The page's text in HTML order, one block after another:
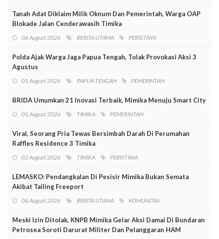
Tanah Adat Diklaim Milik Oknum Dan Pemerintah, Warga OAP
Blokade Jalan Cenderawasih Timika
06 August 2026 BERITA UTAMA PERISTIWA
Polda Ajak Warga Jaga Papua Tengah, Tolak Provokasi Aksi 3
Agustus
01 August 2026 PAPUA TENGAH PEMERINTAH
BRIDA Umumkan 21 Inovasi Terbaik, Mimika Menuju Smart City
01 August 2026 TIMIKA PEMERINTAH
Viral, Seorang Pria Tewas Bersimbah Darah Di Perumahan
Raffles Residence 3 Timika
02 August 2026 TIMIKA PERISTIWA
LEMASKO: Pendangkalan Di Pesisir Mimika Bukan Semata
Akibat Tailing Freeport
06 August 2026 BERITA UTAMA KOMUNITAS
Meski Izin Ditolak, KNPB Mimika Gelar Aksi Damai Di Bundaran
Petrosea Soroti Darurat Militer Dan Pelanggaran HAM